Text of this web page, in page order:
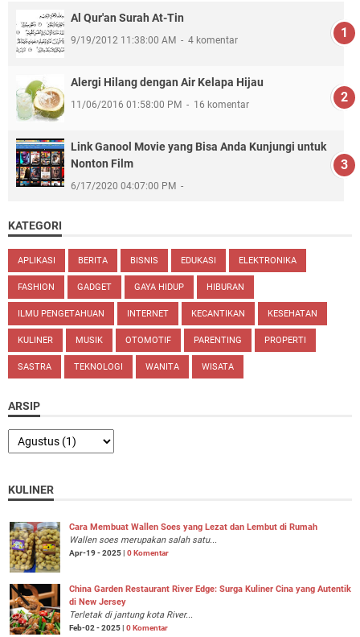
Al Qur'an Surah At-Tin
9/19/2012 11:38:00 AM 4 komentar
Alergi Hilang dengan Air Kelapa Hijau
11/06/2016 01:58:00 PM 16 komentar
Link Ganool Movie yang Bisa Anda Kunjungi untuk
Nonton Film
6/17/2020 04:07:00 PM
KATEGORI
APLIKASI BERITA BISNIS EDUKASI ELEKTRONIKA
FASHION GADGET GAYA HIDUP HIBURAN
ILMU PENGETAHUAN INTERNET KECANTIKAN KESEHATAN
KULINER MUSIK OTOMOTIF PARENTING PROPERTI
SASTRA TEKNOLOGI WANITA WISATA
ARSIP
KULINER
Cara Membuat Wallen Soes yang Lezat dan Lembut di Rumah
Wallen soes merupakan salah satu...
Apr-19 - 2025 | 0 Komentar
China Garden Restaurant River Edge: Surga Kuliner Cina yang Autentik
di New Jersey
Terletak di jantung kota River...
Feb-02 - 2025 | 0 Komentar